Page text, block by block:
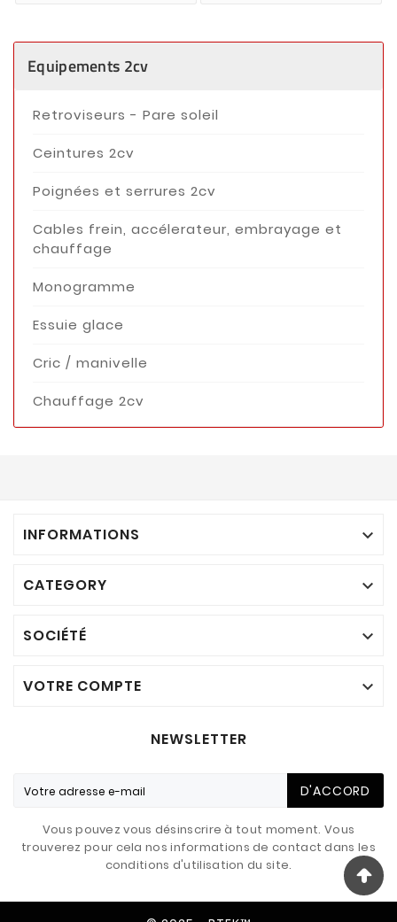
Equipements 2cv
Retroviseurs - Pare soleil
Ceintures 2cv
Poignées et serrures 2cv
Cables frein, accélerateur, embrayage et
chauffage
Monogramme
Essuie glace
Cric / manivelle
Chauffage 2cv
INFORMATIONS 
CATEGORY 
SOCIÉTÉ 
VOTRE COMPTE 
NEWSLETTER
D'ACCORD
Vous pouvez vous désinscrire à tout moment. Vous
trouverez pour cela nos informations de contact dans les
conditions d'utilisation du site.